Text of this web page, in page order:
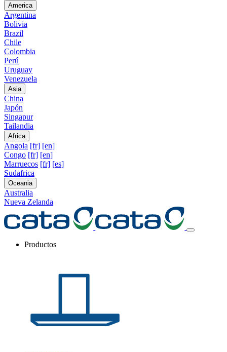
America
Argentina
Bolivia
Brazil
Chile
Colombia
Perú
Uruguay
Venezuela
Asia
China
Japón
Singapur
Tailandia
Africa
Angola [fr] [en]
Congo [fr] [en]
Marruecos [fr] [es]
Sudafrica
Oceania
Australia
Nueva Zelanda
Productos